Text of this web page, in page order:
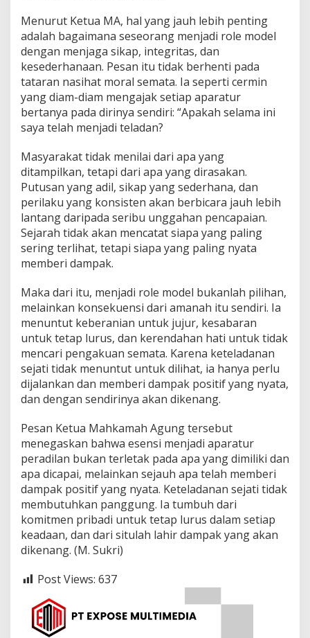
Menurut Ketua MA, hal yang jauh lebih penting
adalah bagaimana seseorang menjadi role model
dengan menjaga sikap, integritas, dan
kesederhanaan. Pesan itu tidak berhenti pada
tataran nasihat moral semata. Ia seperti cermin
yang diam-diam mengajak setiap aparatur
bertanya pada dirinya sendiri: “Apakah selama ini
saya telah menjadi teladan?
Masyarakat tidak menilai dari apa yang
ditampilkan, tetapi dari apa yang dirasakan.
Putusan yang adil, sikap yang sederhana, dan
perilaku yang konsisten akan berbicara jauh lebih
lantang daripada seribu unggahan pencapaian.
Sejarah tidak akan mencatat siapa yang paling
sering terlihat, tetapi siapa yang paling nyata
memberi dampak.
Maka dari itu, menjadi role model bukanlah pilihan,
melainkan konsekuensi dari amanah itu sendiri. Ia
menuntut keberanian untuk jujur, kesabaran
untuk tetap lurus, dan kerendahan hati untuk tidak
mencari pengakuan semata. Karena keteladanan
sejati tidak menuntut untuk dilihat, ia hanya perlu
dijalankan dan memberi dampak positif yang nyata,
dan dengan sendirinya akan dikenang.
Pesan Ketua Mahkamah Agung tersebut
menegaskan bahwa esensi menjadi aparatur
peradilan bukan terletak pada apa yang dimiliki dan
apa dicapai, melainkan sejauh apa telah memberi
dampak positif yang nyata. Keteladanan sejati tidak
membutuhkan panggung. Ia tumbuh dari
komitmen pribadi untuk tetap lurus dalam setiap
keadaan, dan dari situlah lahir dampak yang akan
dikenang. (M. Sukri)
Post Views: 637